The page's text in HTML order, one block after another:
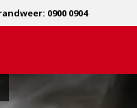
0900 0904